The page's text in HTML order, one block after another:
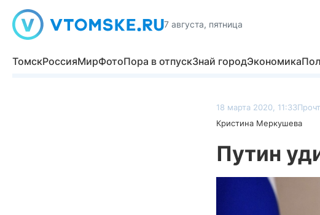
7 августа, пятница
ТомскРоссияМирФотоПора в отпускЗнай городЭкономика
18 марта 2020, 11:33
Кристина Меркушева
Путин